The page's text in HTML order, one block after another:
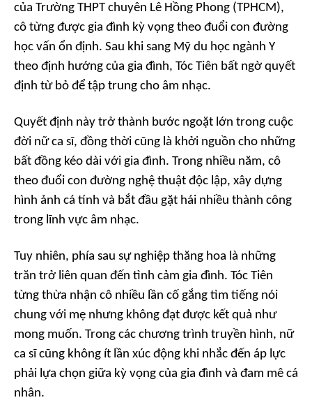
của Trường THPT chuyên Lê Hồng Phong (TPHCM),
cô từng được gia đình kỳ vọng theo đuổi con đường
học vấn ổn định. Sau khi sang Mỹ du học ngành Y
theo định hướng của gia đình, Tóc Tiên bất ngờ quyết
định từ bỏ để tập trung cho âm nhạc.
Quyết định này trở thành bước ngoặt lớn trong cuộc
đời nữ ca sĩ, đồng thời cũng là khởi nguồn cho những
bất đồng kéo dài với gia đình. Trong nhiều năm, cô
theo đuổi con đường nghệ thuật độc lập, xây dựng
hình ảnh cá tính và bắt đầu gặt hái nhiều thành công
trong lĩnh vực âm nhạc.
Tuy nhiên, phía sau sự nghiệp thăng hoa là những
trăn trở liên quan đến tình cảm gia đình. Tóc Tiên
từng thừa nhận cô nhiều lần cố gắng tìm tiếng nói
chung với mẹ nhưng không đạt được kết quả như
mong muốn. Trong các chương trình truyền hình, nữ
ca sĩ cũng không ít lần xúc động khi nhắc đến áp lực
phải lựa chọn giữa kỳ vọng của gia đình và đam mê cá
nhân.